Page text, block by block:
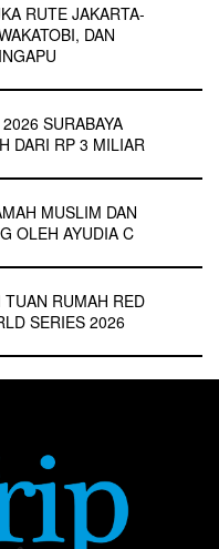
RUTE JAKARTA-
DAN
SURABAYA
DARI RP 3 MILIAR
MUSLIM DAN
OLEH AYUDIA C
RUMAH RED
SERIES 2026